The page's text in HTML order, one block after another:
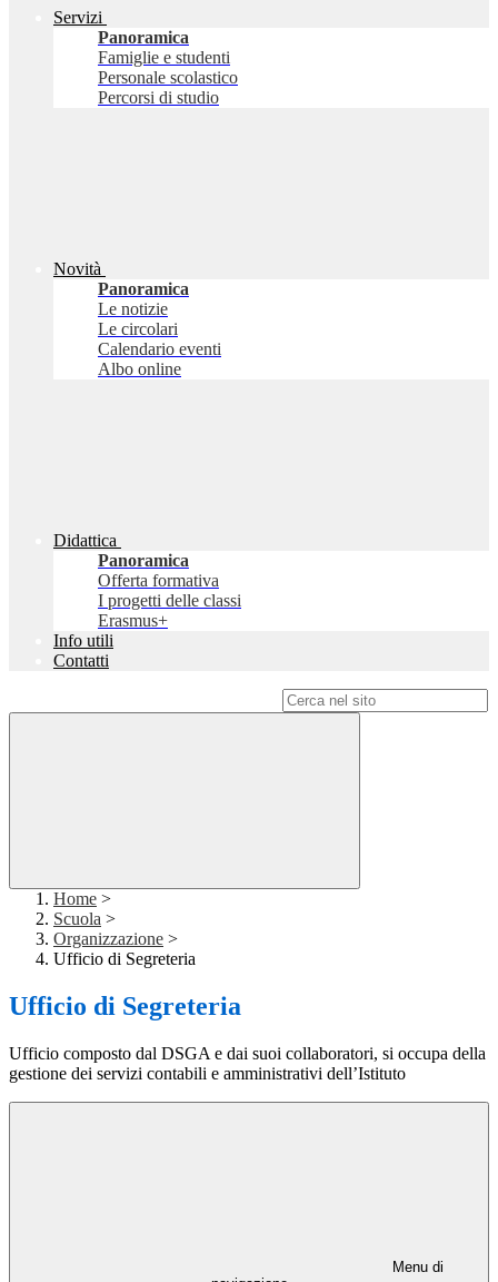
Servizi
Panoramica
Famiglie e studenti
Personale scolastico
Percorsi di studio
Novità
Panoramica
Le notizie
Le circolari
Calendario eventi
Albo online
Didattica
Panoramica
Offerta formativa
I progetti delle classi
Erasmus+
Info utili
Contatti
Home >
Scuola >
Organizzazione >
Ufficio di Segreteria
Ufficio di Segreteria
Ufficio composto dal DSGA e dai suoi collaboratori, si occupa della
gestione dei servizi contabili e amministrativi dell’Istituto
Menu di